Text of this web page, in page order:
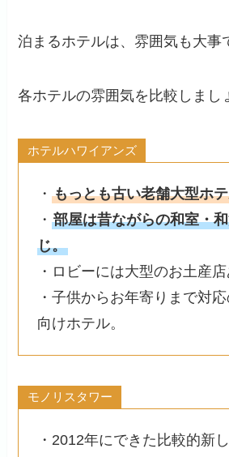
泊まるホテルは、雰囲気も大事
各ホテルの雰囲気を比較しまし
ホテルハワイアンズ
・ もっとも古い老舗大型ホ
・ 部屋は昔ながらの和室・
じ。
・ロビーには大型のお土産店
・子供からお年寄りまで対
向けホテル。
モノリスタワー
・2012年にできた比較的新